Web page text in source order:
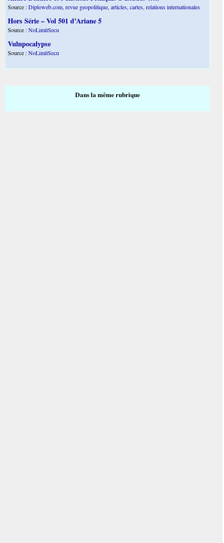
Source :Diploweb.com, revue geopolitique, articles, cartes, relations internationales
Hors Série – Vol 501 d’Ariane 5
Source :NoLimitSecu
Vulnpocalypse
Source :NoLimitSecu
Dans la même rubrique